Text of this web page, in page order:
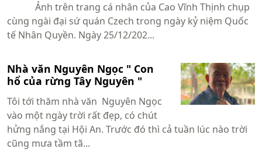
Ảnh trên trang cá nhân của Cao Vĩnh Thịnh chụp
cùng ngài đại sứ quán Czech trong ngày kỷ niệm Quốc
tế Nhân Quyền. Ngày 25/12/202...
Nhà văn Nguyên Ngọc " Con
hổ của rừng Tây Nguyên "
Tôi tới thăm nhà văn Nguyên Ngọc
vào một ngày trời rất đẹp, có chút
hửng nắng tại Hội An. Trước đó thì cả tuần lúc nào trời
cũng mưa tầm tã...